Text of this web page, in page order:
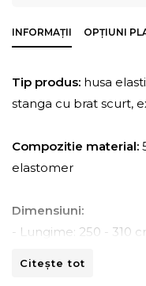
INFORMAȚII OPȚIUNI
Tip produs: husa
stanga cu brat scurt,
Compozitie material:
elastomer
Dimensiuni:
- Lungime: 250 - 310
- Inaltime: 80 -110 cm
Citește tot